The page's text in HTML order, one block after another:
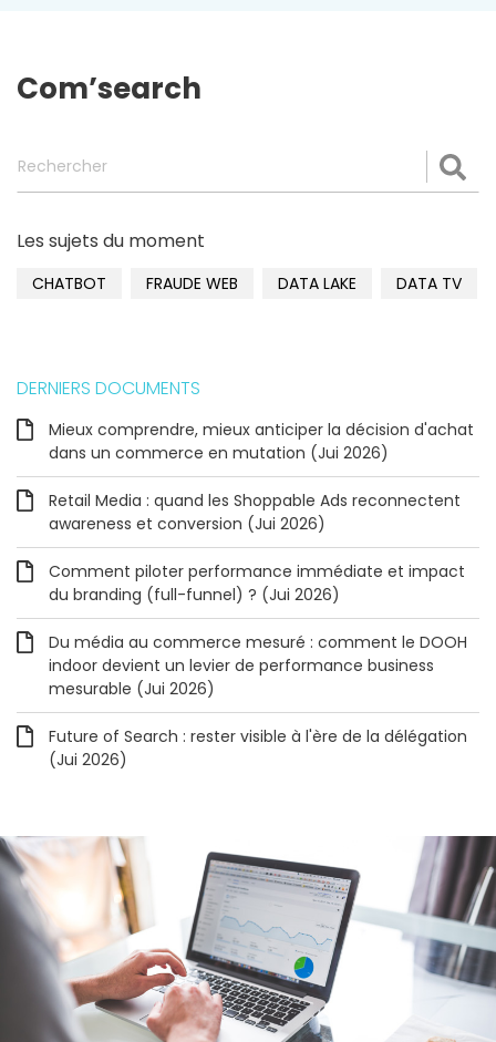
Com’search
Les sujets du moment
CHATBOT FRAUDE WEB DATA LAKE DATA TV
DERNIERS DOCUMENTS
Mieux comprendre, mieux anticiper la décision d'achat
dans un commerce en mutation (Jui 2026)
Retail Media : quand les Shoppable Ads reconnectent
awareness et conversion (Jui 2026)
Comment piloter performance immédiate et impact
du branding (full-funnel) ? (Jui 2026)
Du média au commerce mesuré : comment le DOOH
indoor devient un levier de performance business
mesurable (Jui 2026)
Future of Search : rester visible à l'ère de la délégation
(Jui 2026)